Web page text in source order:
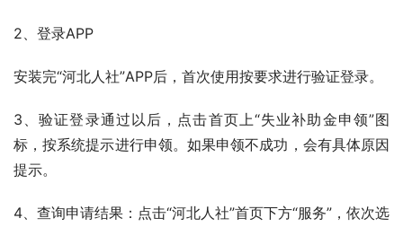
2、登录APP
安装完“河北人社”APP后，首次使用按要求进行验证登录。
3、验证登录通过以后，点击首页上“失业补助金申领”图
标，按系统提示进行申领。如果申领不成功，会有具体原因
提示。
4、查询申请结果：点击“河北人社”首页下方“服务”，依次选